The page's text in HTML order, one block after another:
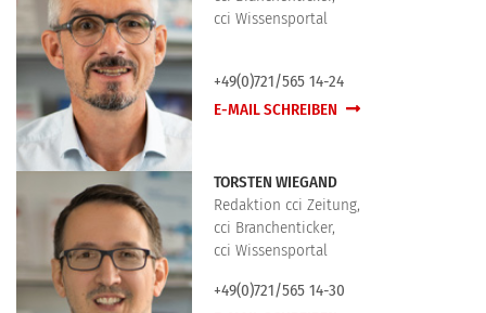
cci Wissensportal
+49(0)721/565 14-24
E-MAIL SCHREIBEN
TORSTEN WIEGAND
Redaktion cci Zeitung,
cci Branchenticker,
cci Wissensportal
+49(0)721/565 14-30